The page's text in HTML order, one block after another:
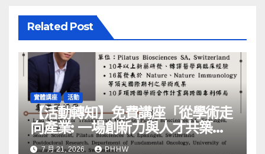
Related Post
實體講座 活動
【活動轉知】免費講座「從學術走
向產業: ⼀場創新力與⼈才共築的
旅程」
7 月 21, 2026 PHHW